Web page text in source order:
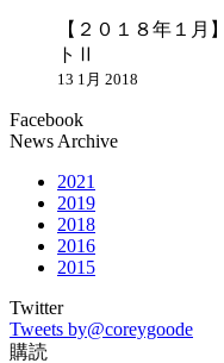
【２０１８年１
トⅡ
13 1月 2018
Facebook
News Archive
2021
2019
2018
2016
2015
Twitter
Tweets by@coreygoode
購読